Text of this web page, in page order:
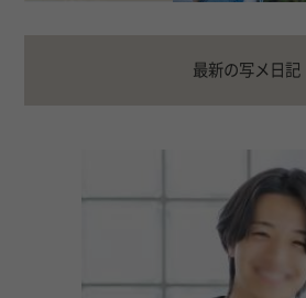
最新の写メ日記